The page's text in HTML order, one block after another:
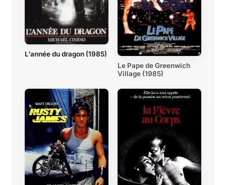
L'année du dragon (1985)
Le Pape de Greenwich
Village (1985)